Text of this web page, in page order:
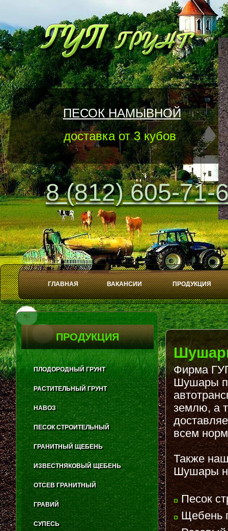
8 (812) 605-71-
ГЛАВНАЯ ВАКАНСИИ ПРОДУКЦИЯ
ПЕСОК НАМЫВНОЙ
доставка от 3 кубов
Play
Stop
Фирма
Шушары
землю, а
всем
Также
Шушары
Песок
Щебень
ПРОДУКЦИЯ
ПЛОДОРОДНЫЙ ГРУНТ
РАСТИТЕЛЬНЫЙ ГРУНТ
НАВОЗ
ПЕСОК СТРОИТЕЛЬНЫЙ
ГРАНИТНЫЙ ЩЕБЕНЬ
ИЗВЕСТНЯКОВЫЙ ЩЕБЕНЬ
ОТСЕВ ГРАНИТНЫЙ
ГРАВИЙ
СУПЕСЬ